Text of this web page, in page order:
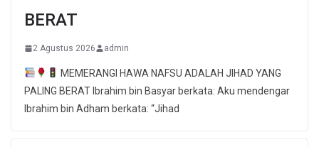
BERAT
2 Agustus 2026 admin
MEMERANGI HAWA NAFSU ADALAH JIHAD YANG
PALING BERAT Ibrahim bin Basyar berkata: Aku mendengar
Ibrahim bin Adham berkata: “Jihad